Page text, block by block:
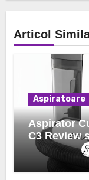
Articol
Aspiratoare
Aspirator
C3 Review